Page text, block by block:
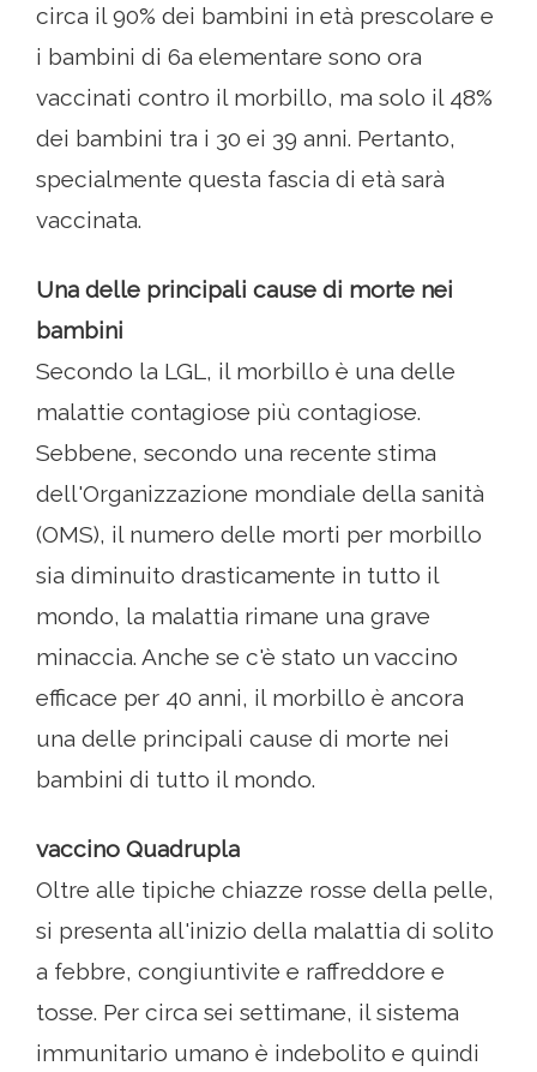
circa il 90% dei bambini in età prescolare e
i bambini di 6a elementare sono ora
vaccinati contro il morbillo, ma solo il 48%
dei bambini tra i 30 ei 39 anni. Pertanto,
specialmente questa fascia di età sarà
vaccinata.
Una delle principali cause di morte nei
bambini
Secondo la LGL, il morbillo è una delle
malattie contagiose più contagiose.
Sebbene, secondo una recente stima
dell'Organizzazione mondiale della sanità
(OMS), il numero delle morti per morbillo
sia diminuito drasticamente in tutto il
mondo, la malattia rimane una grave
minaccia. Anche se c'è stato un vaccino
efficace per 40 anni, il morbillo è ancora
una delle principali cause di morte nei
bambini di tutto il mondo.
vaccino Quadrupla
Oltre alle tipiche chiazze rosse della pelle,
si presenta all'inizio della malattia di solito
a febbre, congiuntivite e raffreddore e
tosse. Per circa sei settimane, il sistema
immunitario umano è indebolito e quindi